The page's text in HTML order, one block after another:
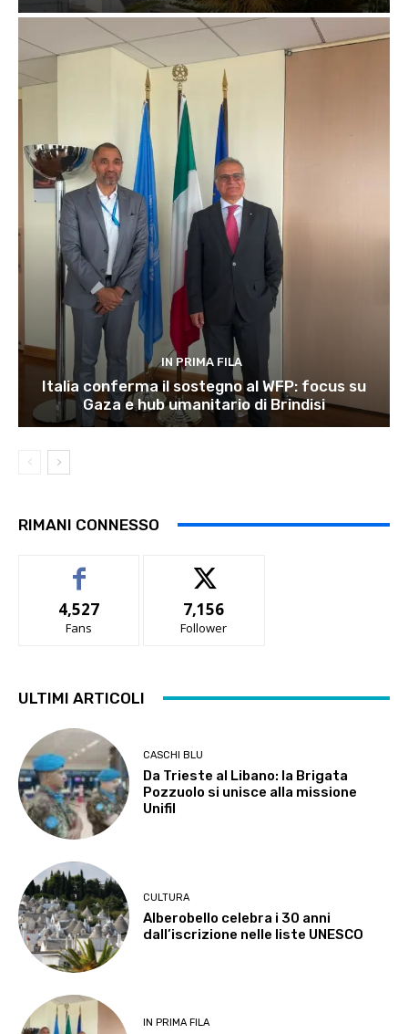
IN PRIMA FILA
Italia conferma il sostegno al WFP: focus su
Gaza e hub umanitario di Brindisi
RIMANI CONNESSO
4,527
Fans
7,156
Follower
ULTIMI ARTICOLI
CASCHI BLU
Da Trieste al Libano: la Brigata
Pozzuolo si unisce alla missione
Unifil
CULTURA
Alberobello celebra i 30 anni
dall’iscrizione nelle liste UNESCO
IN PRIMA FILA